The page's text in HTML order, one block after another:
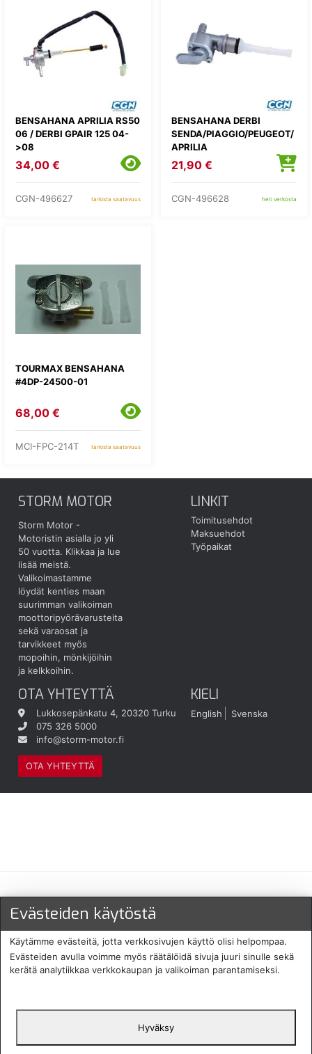
BENSAHANA APRILIA RS50
06 / DERBI GPAIR 125 04-
>08
34,00 €
CGN-496627 tarkista saatavuus
BENSAHANA DERBI
SENDA/PIAGGIO/PEUGEOT/
APRILIA
21,90 €
CGN-496628 heti verkosta
TOURMAX BENSAHANA
#4DP-24500-01
68,00 €
MCI-FPC-214T tarkista saatavuus
STORM MOTOR
Storm Motor -
Motoristin asialla jo yli
50 vuotta. Klikkaa ja lue
lisää meistä.
Valikoimastamme
löydät kenties maan
suurimman valikoiman
moottoripyörävarusteita
sekä varaosat ja
tarvikkeet myös
mopoihin, mönkijöihin
ja kelkkoihin.
LINKIT
Toimitusehdot
Maksuehdot
Työpaikat
OTA YHTEYTTÄ
Lukkosepänkatu 4, 20320 Turku
075 326 5000
info@storm-motor.fi
OTA YHTEYTTÄ
KIELI
English Svenska
Maksu- ja toimitustavat
Protecomp Copyright 2024. All rights
English
Evästeiden käytöstä
Käytämme evästeitä, jotta verkkosivujen käyttö olisi helpompaa.
Evästeiden avulla voimme myös räätälöidä sivuja juuri sinulle sekä
kerätä analytiikkaa verkkokaupan ja valikoiman parantamiseksi.
Hyväksy